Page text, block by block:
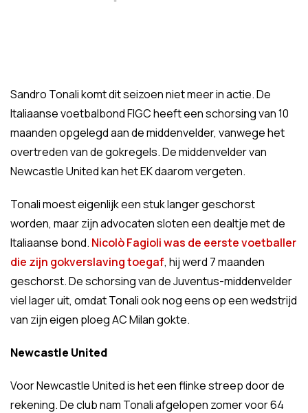
Sandro Tonali komt dit seizoen niet meer in actie. De
Italiaanse voetbalbond FIGC heeft een schorsing van 10
maanden opgelegd aan de middenvelder, vanwege het
overtreden van de gokregels. De middenvelder van
Newcastle United kan het EK daarom vergeten.
Tonali moest eigenlijk een stuk langer geschorst
worden, maar zijn advocaten sloten een dealtje met de
Italiaanse bond. Nicolò Fagioli was de eerste voetballer
die zijn gokverslaving toegaf, hij werd 7 maanden
geschorst. De schorsing van de Juventus-middenvelder
viel lager uit, omdat Tonali ook nog eens op een wedstrijd
van zijn eigen ploeg AC Milan gokte.
Newcastle United
Voor Newcastle United is het een flinke streep door de
rekening. De club nam Tonali afgelopen zomer voor 64